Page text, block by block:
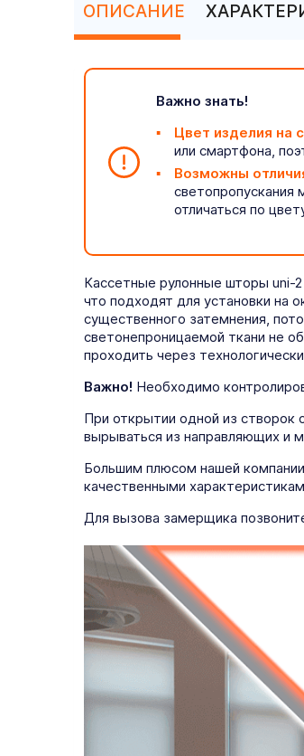
ОПИСАНИЕ
Важно знать!
Цвет изделия на
или смартфона,
Возможны
светопропускания
отличаться по
Кассетные рулонные шторы uni-
что подходят для установки на
существенного затемнения,
светонепроницаемой ткани не
проходить через
Важно! Необходимо
При открытии одной из створок
вырываться из направляющих и
Большим плюсом нашей
качественными
Для вызова замерщика